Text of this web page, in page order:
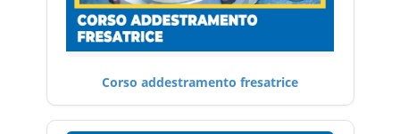
Corso addestramento fresatrice